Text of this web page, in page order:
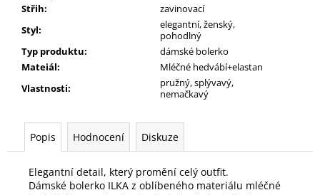
Střih:
zavinovací
Styl:
elegantní, ženský,
pohodlný
Typ produktu:
dámské bolerko
Mateiál:
Mléčné hedvábí+elastan
Vlastnosti:
pružný, splývavý,
nemačkavý
Popis Hodnocení Diskuze
Elegantní detail, který promění celý outfit.
Dámské bolerko ILKA z oblíbeného materiálu mléčné